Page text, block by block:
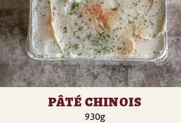
PÂTÉ CHINOIS
930g